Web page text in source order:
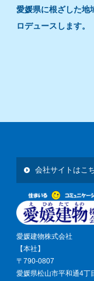
愛媛県に根ざした地
ロデュースします。
会社サイトはこ
愛媛建物株式会社
【本社】
〒790-0807
愛媛県松山市平和通4丁